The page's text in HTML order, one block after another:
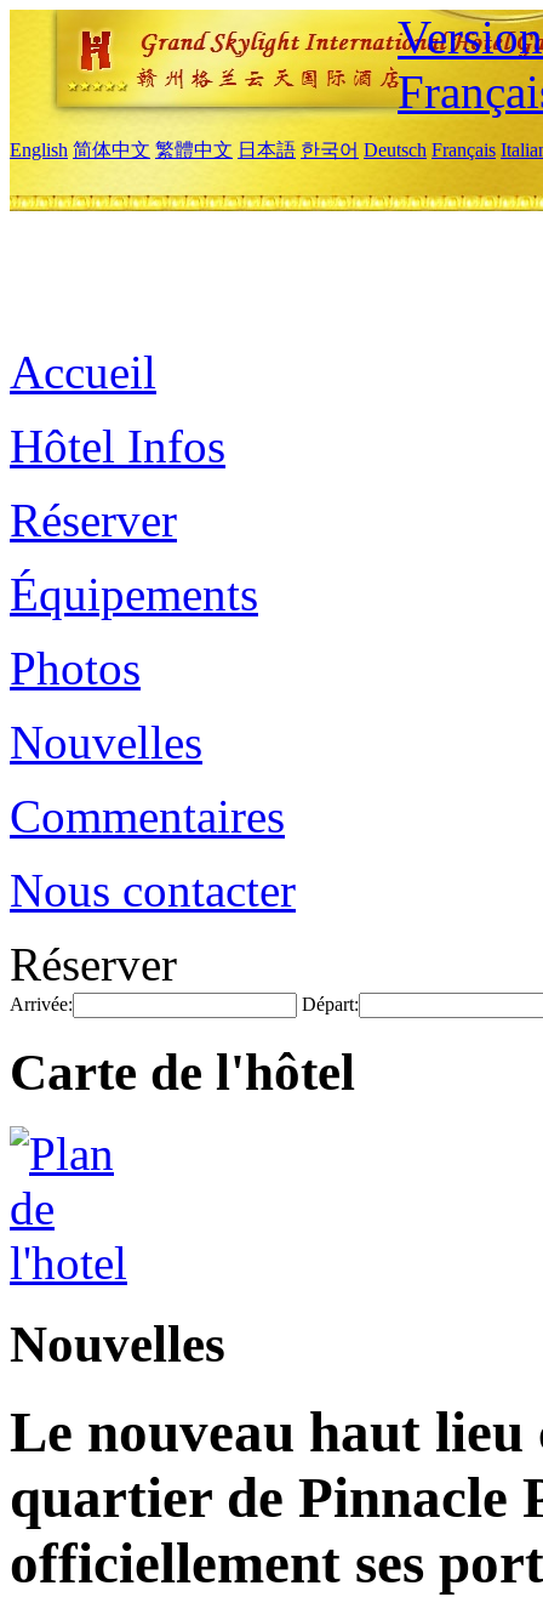
English 简体中文 繁體中文 日本語 한국어 Deutsch Français
Accueil
Hôtel Infos
Réserver
Équipements
Photos
Nouvelles
Commentaires
Nous contacter
Réserver
Arrivée: Départ:
Carte de l'hôtel
Nouvelles
Le nouveau haut
quartier de Pinnacle
officiellement ses